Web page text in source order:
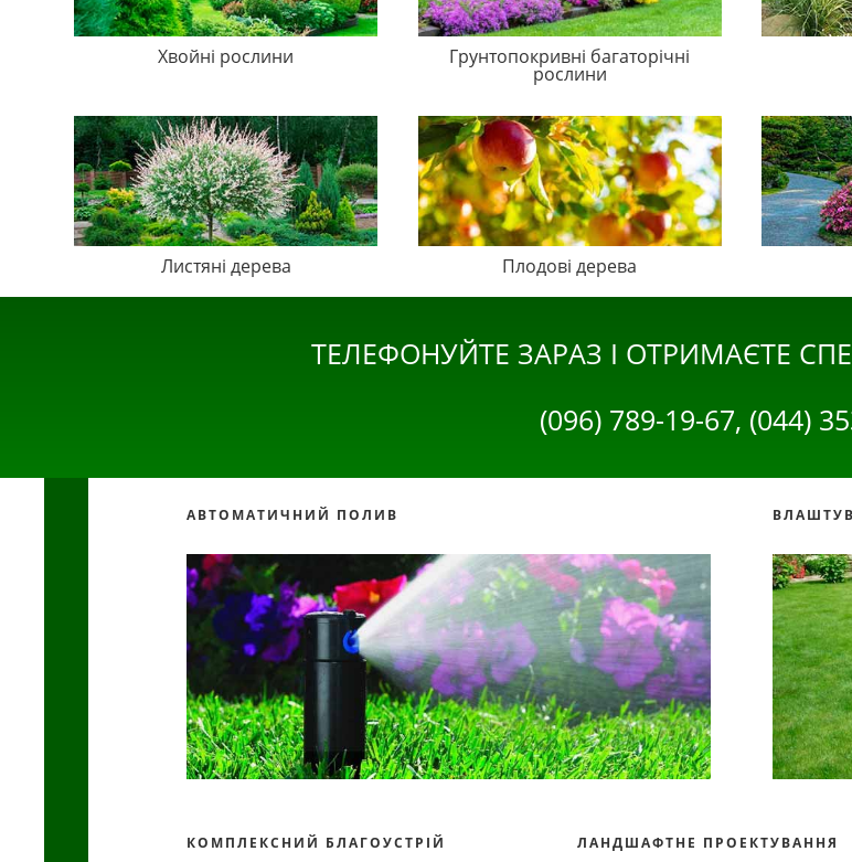
Хвойні рослини Грунтопокривні багаторічні
рослини
Листяні дерева Плодові дерева
ТЕЛЕФОНУЙТЕ ЗАРАЗ І ОТРИМАЄТЕ
(096) 789-19-67, (044)
АВТОМАТИЧНИЙ ПОЛИВ
КОМПЛЕКСНИЙ БЛАГОУСТРІЙ ЛАНДШАФТНЕ ПРОЕКТУВАННЯ